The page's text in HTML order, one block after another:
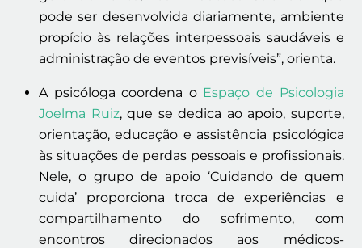
pode ser desenvolvida diariamente, ambiente
propício às relações interpessoais saudáveis e
administração de eventos previsíveis”, orienta.
A psicóloga coordena o Espaço de Psicologia
Joelma Ruiz, que se dedica ao apoio, suporte,
orientação, educação e assistência psicológica
às situações de perdas pessoais e profissionais.
Nele, o grupo de apoio ‘Cuidando de quem
cuida’ proporciona troca de experiências e
compartilhamento do sofrimento, com
encontros direcionados aos médicos-